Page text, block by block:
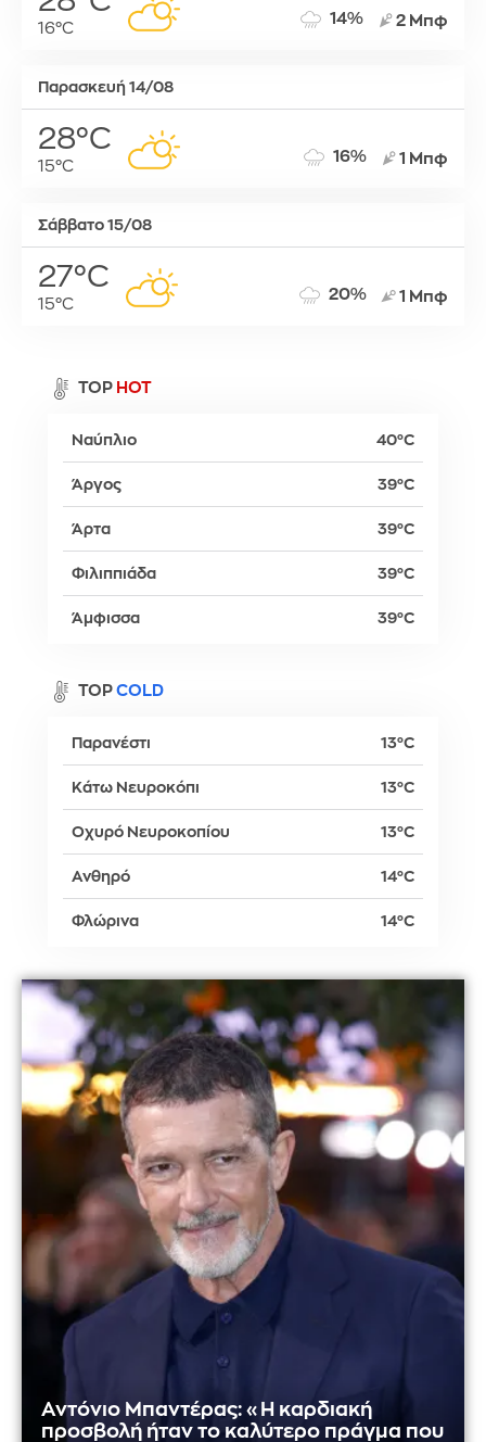
16°C
14% 2 Μπφ
Παρασκευή 14/08
28°C
15°C
16% 1 Μπφ
Σάββατο 15/08
27°C
15°C
20% 1 Μπφ
TOP HOT
Ναύπλιο 40°C
Άργος 39°C
Άρτα 39°C
Φιλιππιάδα 39°C
Άμφισσα 39°C
TOP COLD
Παρανέστι 13°C
Κάτω Νευροκόπι 13°C
Οχυρό Νευροκοπίου 13°C
Ανθηρό 14°C
Φλώρινα 14°C
Αντόνιο Μπαντέρας: «Η καρδιακή
προσβολή ήταν το καλύτερο πράγμα που